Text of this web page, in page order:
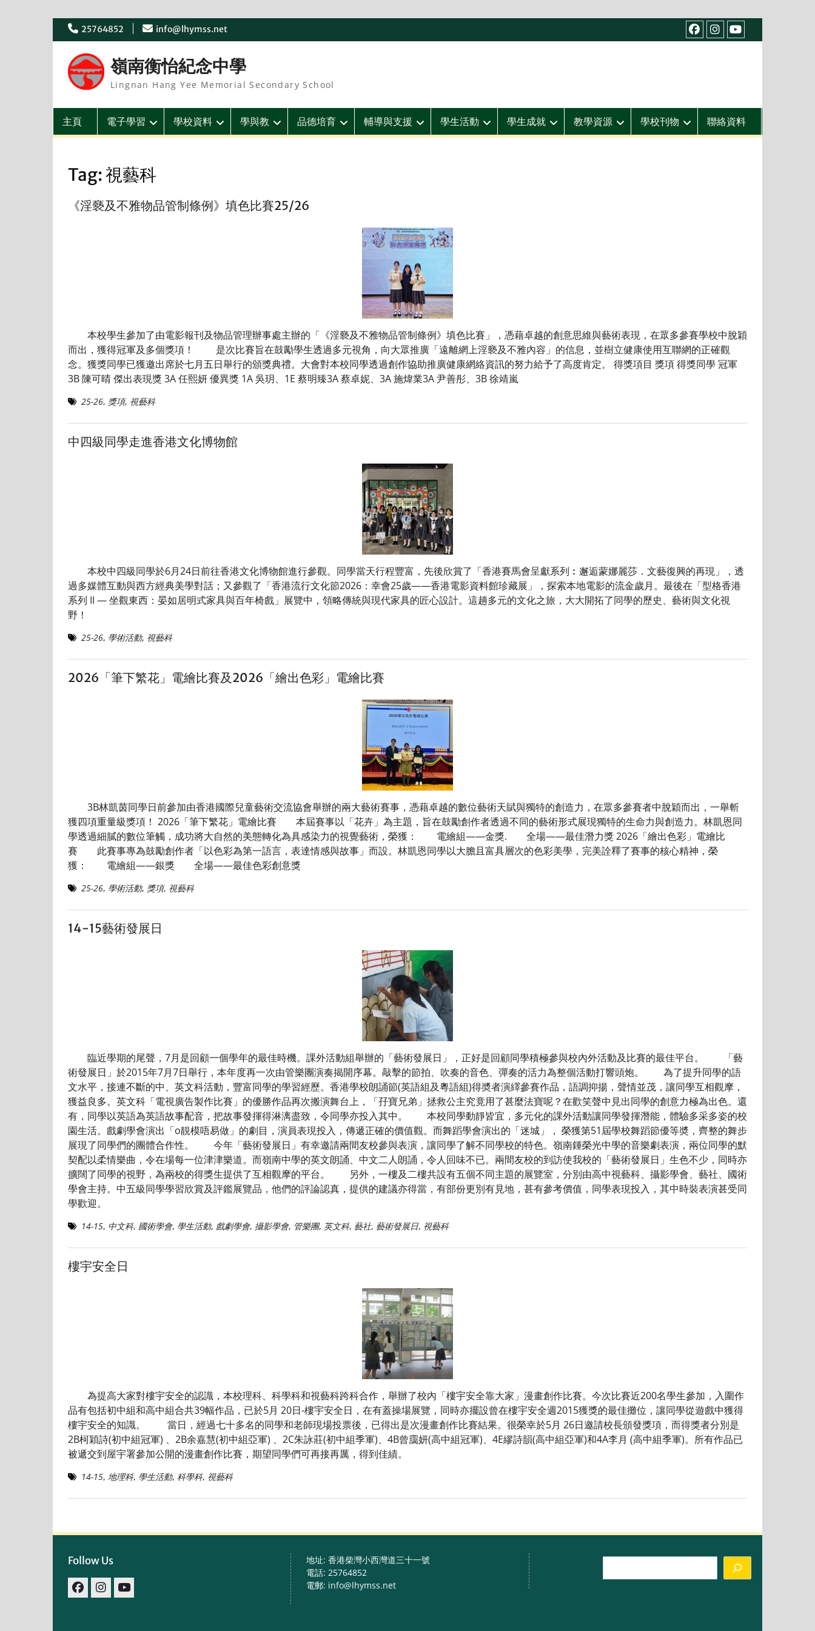
Skip
25764852
info@lhymss.net
facebook
IG youtube
嶺南衡怡紀念中學
Lingnan Hang Yee Memorial Secondary School
主頁 電子學習 學校資料 學與教 品德培育 輔導與支援 學生活動 學生成就 教學資源 學校刊物 聯絡資料
Tag:視藝科
《淫褻及不雅物品管制條例》填色比賽25/26
本校學生參加了由電影報刊及物品管理辦事處主辦的「《淫褻及不雅物品管制條例》填色比賽」，憑藉卓越的創意思維與藝術表現，在眾多參賽學校中脫穎
而出，獲得冠軍及多個獎項！ 是次比賽旨在鼓勵學生透過多元視角，向大眾推廣「遠離網上淫褻及不雅內容」的信息，並樹立健康使用互聯網的正確觀
念。獲獎同學已獲邀出席於七月五日舉行的頒獎典禮。大會對本校同學透過創作協助推廣健康網絡資訊的努力給予了高度肯定。 得獎項目 獎項 得獎同學 冠軍
3B 陳可晴 傑出表現獎 3A 任熙妍 優異獎 1A 吳玥、1E 蔡明臻3A 蔡卓妮、3A 施煒業3A 尹善彤、3B 徐靖嵐
25-26, 獎項, 視藝科
中四級同學走進香港文化博物館
本校中四級同學於6月24日前往香港文化博物館進行參觀。同學當天行程豐富，先後欣賞了「香港賽馬會呈獻系列︰邂逅蒙娜麗莎．文藝復興的再現」，透
過多媒體互動與西方經典美學對話；又參觀了「香港流行文化節2026：幸會25歲——香港電影資料館珍藏展」，探索本地電影的流金歲月。最後在「型格香港
系列 II — 坐觀東西：晏如居明式家具與百年椅戲」展覽中，領略傳統與現代家具的匠心設計。這趟多元的文化之旅，大大開拓了同學的歷史、藝術與文化視
野！
25-26, 學術活動, 視藝科
2026「筆下繁花」電繪比賽及2026「繪出色彩」電繪比賽
3B林凱茵同學日前參加由香港國際兒童藝術交流協會舉辦的兩大藝術賽事，憑藉卓越的數位藝術天賦與獨特的創造力，在眾多參賽者中脫穎而出，一舉斬
獲四項重量級獎項！ 2026「筆下繁花」電繪比賽 本屆賽事以「花卉」為主題，旨在鼓勵創作者透過不同的藝術形式展現獨特的生命力與創造力。林凱恩同
學透過細膩的數位筆觸，成功將大自然的美態轉化為具感染力的視覺藝術，榮獲： 電繪組——金獎. 全場——最佳潛力獎 2026「繪出色彩」電繪比
賽 此賽事專為鼓勵創作者「以色彩為第一語言，表達情感與故事」而設。林凱恩同學以大膽且富具層次的色彩美學，完美詮釋了賽事的核心精神，榮
獲： 電繪組——銀獎 全場——最佳色彩創意獎
25-26, 學術活動, 獎項, 視藝科
14-15藝術發展日
臨近學期的尾聲，7月是回顧一個學年的最佳時機。課外活動組舉辦的「藝術發展日」，正好是回顧同學積極參與校內外活動及比賽的最佳平台。 「藝
術發展日」於2015年7月7日舉行，本年度再一次由管樂團演奏揭開序幕。敲擊的節拍、吹奏的音色、彈奏的活力為整個活動打響頭炮。 為了提升同學的語
文水平，接連不斷的中、英文科活動，豐富同學的學習經歷。香港學校朗誦節(英語組及粵語組)得奬者演繹參賽作品，語調抑揚，聲情並茂，讓同學互相觀摩，
獲益良多。英文科「電視廣告製作比賽」的優勝作品再次搬演舞台上，「孖寶兄弟」拯救公主究竟用了甚麼法寶呢？在歡笑聲中見出同學的創意力極為出色。還
有，同學以英語為英語故事配音，把故事發揮得淋漓盡致，令同學亦投入其中。 本校同學動靜皆宜，多元化的課外活動讓同學發揮潛能，體驗多采多姿的校
園生活。戲劇學會演出「o靚模唔易做」的劇目，演員表現投入，傳遞正確的價值觀。而舞蹈學會演出的「迷城」， 榮獲第51屆學校舞蹈節優等奬，齊整的舞步
展現了同學們的團體合作性。 今年「藝術發展日」有幸邀請兩間友校參與表演，讓同學了解不同學校的特色。嶺南鍾榮光中學的音樂劇表演，兩位同學的默
契配以柔情樂曲，令在場每一位津津樂道。而嶺南中學的英文朗誦、中文二人朗誦，令人回味不已。兩間友校的到訪使我校的「藝術發展日」生色不少，同時亦
擴闊了同學的視野，為兩校的得獎生提供了互相觀摩的平台。 另外，一樓及二樓共設有五個不同主題的展覽室，分別由高中視藝科、攝影學會、藝社、國術
學會主持。中五級同學學習欣賞及評鑑展覽品，他們的評論認真，提供的建議亦得當，有部份更別有見地，甚有參考價值，同學表現投入，其中時裝表演甚受同
學歡迎。
14-15, 中文科, 國術學會, 學生活動, 戲劇學會, 攝影學會, 管樂團, 英文科, 藝社, 藝術發展日, 視藝科
樓宇安全日
為提高大家對樓宇安全的認識，本校理科、科學科和視藝科跨科合作，舉辦了校內「樓宇安全靠大家」漫畫創作比賽。今次比賽近200名學生參加，入圍作
品有包括初中組和高中組合共39幅作品，已於5月 20日-樓宇安全日，在有蓋操場展覽，同時亦擺設曾在樓宇安全週2015獲獎的最佳攤位，讓同學從遊戲中獲得
樓宇安全的知識。 當日，經過七十多名的同學和老師現場投票後，已得出是次漫畫創作比賽結果。很榮幸於5月 26日邀請校長頒發獎項，而得獎者分別是
2B柯穎詩(初中組冠軍) 、2B余嘉慧(初中組亞軍) 、2C朱詠莊(初中組季軍)、4B曾靄妍(高中組冠軍)、4E繆詩韻(高中組亞軍)和4A李月 (高中組季軍)。所有作品已
被遞交到屋宇署參加公開的漫畫創作比賽，期望同學們可再接再厲，得到佳績。
14-15, 地理科, 學生活動, 科學科, 視藝科
Follow Us
地址: 香港柴灣小西灣道三十一號
電話: 25764852
電郵: info@lhymss.net